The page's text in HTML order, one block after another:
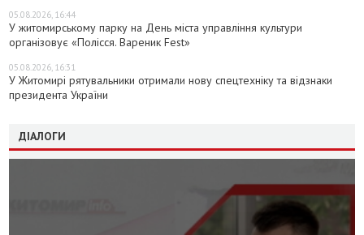
05.08.2026, 16:44
У житомирському парку на День міста управління культури
організовує «Полісся. Вареник Fest»
05.08.2026, 16:31
У Житомирі рятувальники отримали нову спецтехніку та відзнаки
президента України
ДІАЛОГИ